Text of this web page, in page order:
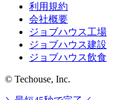
利用規約
会社概要
ジョブハウス工場
ジョブハウス建設
ジョブハウス飲食
© Techouse, Inc.